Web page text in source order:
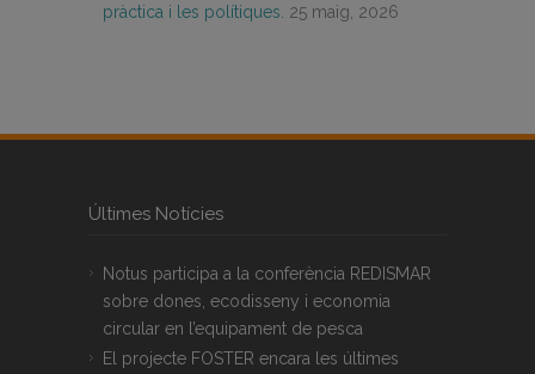
pràctica i les polítiques. 25 maig, 2026
Últimes Notícies
Notus participa a la conferència REDISMAR
sobre dones, ecodisseny i economia
circular en l’equipament de pesca
El projecte FOSTER encara les últimes